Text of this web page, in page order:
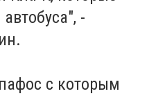
-
с которым